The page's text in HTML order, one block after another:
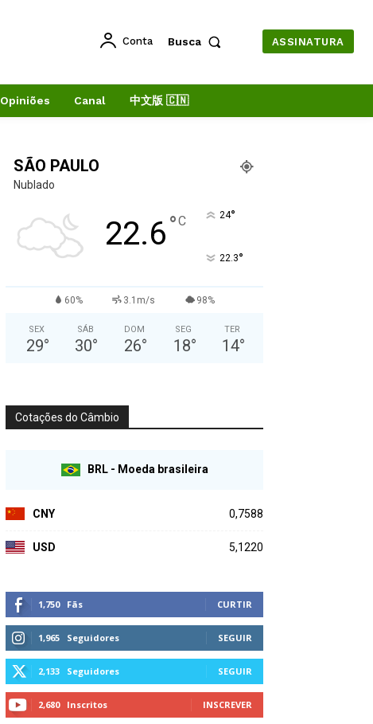
Conta Busca ASSINATURA
Opiniões Canal 中文版 🇨🇳
SÃO PAULO
Nublado
22.6°C 24°
22.3°
60% 3.1m/s 98%
SEX
29°
SÁB
30°
DOM
26°
SEG
18°
TER
14°
Cotações do Câmbio
BRL - Moeda brasileira
CNY 0,7588
USD 5,1220
1,750 Fãs CURTIR
1,965 Seguidores SEGUIR
2,133 Seguidores SEGUIR
2,680 Inscritos INSCREVER